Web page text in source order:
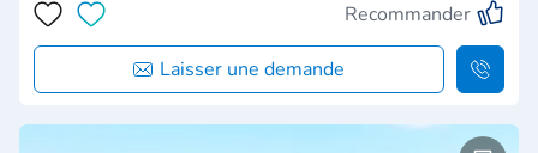
Recommander
Laisser une demande